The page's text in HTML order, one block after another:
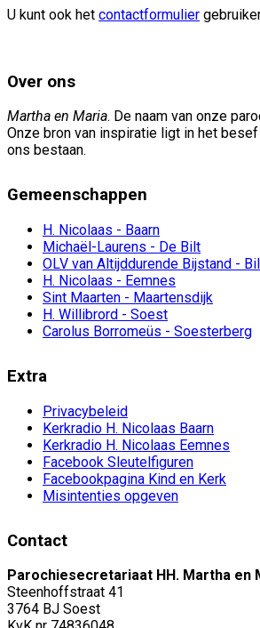
U kunt ook het contactformulier
Over ons
Martha en Maria. De naam van onze
Onze bron van inspiratie ligt in het
ons bestaan.
Gemeenschappen
H. Nicolaas - Baarn
Michaël-Laurens - De Bilt
OLV van Altijddurende Bijstand -
H. Nicolaas - Eemnes
Sint Maarten - Maartensdijk
H. Willibrord - Soest
Carolus Borromeüs - Soesterberg
Extra
Privacybeleid
Kerkradio H. Nicolaas Baarn
Kerkradio H. Nicolaas Eemnes
Facebook Sleutelfiguren
Facebookpagina Kind en Kerk
Misintenties opgeven
Contact
Parochiesecretariaat HH. Martha en
Steenhoffstraat 41
3764 BJ Soest